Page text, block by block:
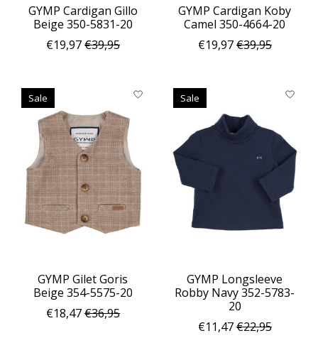
GYMP Cardigan Gillo
Beige 350-5831-20
€19,97€39,95
GYMP Cardigan Koby
Camel 350-4664-20
€19,97€39,95
Sale
GYMP Gilet Goris
Beige 354-5575-20
€18,47€36,95
Sale
GYMP Longsleeve
Robby Navy 352-5783-
20
€11,47€22,95